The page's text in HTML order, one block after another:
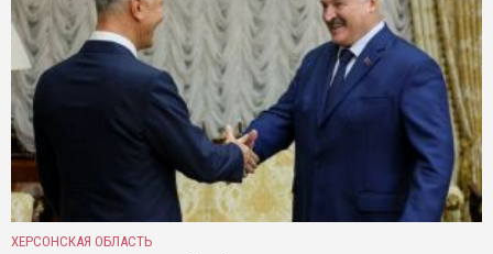
ХЕРСОНСКАЯ ОБЛАСТЬ